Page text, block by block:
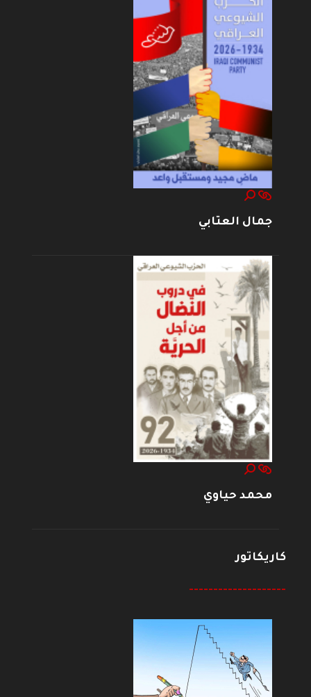
جمال العتابي
محمد حياوي
كاريكاتور
--------------------